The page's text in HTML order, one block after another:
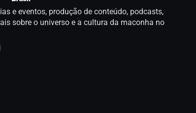
e eventos, produção de conteúdo, podcasts,
sobre o universo e a cultura da maconha no